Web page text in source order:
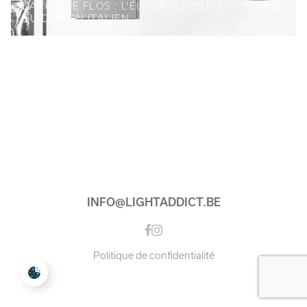
L’ARCO DE FLOS : L’ÉLÉGANCE INTEMPORELLE
DU DESIGN ITALIEN
INFO@LIGHTADDICT.BE
Politique de confidentialité